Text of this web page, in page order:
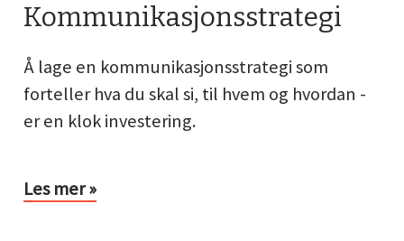
Kommunikasjonsstrategi
Å lage en kommunikasjonsstrategi som
forteller hva du skal si, til hvem og hvordan -
er en klok investering.
Les mer »